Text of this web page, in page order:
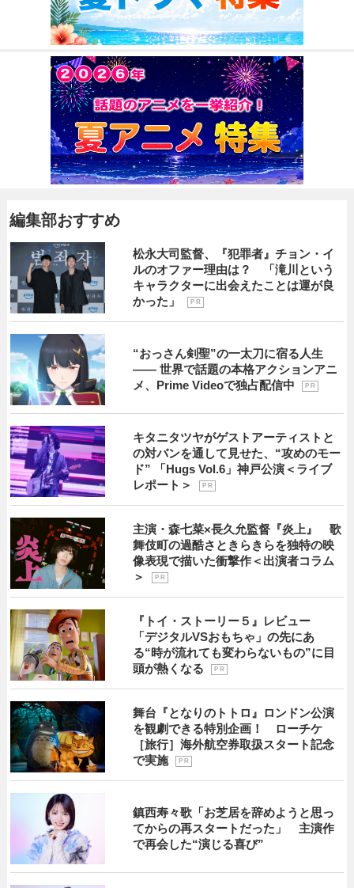
編集部おすすめ
松永大司監督、『犯罪者』チョン・イ
ルのオファー理由は？ 「滝川という
キャラクターに出会えたことは運が良
かった」
P R
“おっさん剣聖”の一太刀に宿る人生
―― 世界で話題の本格アクションアニ
メ、Prime Videoで独占配信中
P R
キタニタツヤがゲストアーティストと
の対バンを通して見せた、“攻めのモー
ド” 「Hugs Vol.6」神戸公演＜ライブ
レポート＞
P R
主演・森七菜×長久允監督『炎上』 歌
舞伎町の過酷さときらきらを独特の映
像表現で描いた衝撃作＜出演者コラム
＞
P R
『トイ・ストーリー５』レビュー
「デジタルVSおもちゃ」の先にあ
る“時が流れても変わらないもの”に目
頭が熱くなる
P R
舞台『となりのトトロ』ロンドン公演
を観劇できる特別企画！ ローチケ
［旅行］海外航空券取扱スタート記念
で実施
P R
鎮西寿々歌「お芝居を辞めようと思っ
てからの再スタートだった」 主演作
で再会した“演じる喜び”